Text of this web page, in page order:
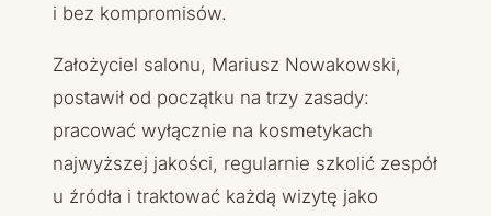
i bez kompromisów.
Założyciel salonu, Mariusz Nowakowski,
postawił od początku na trzy zasady:
pracować wyłącznie na kosmetykach
najwyższej jakości, regularnie szkolić zespół
u źródła i traktować każdą wizytę jako